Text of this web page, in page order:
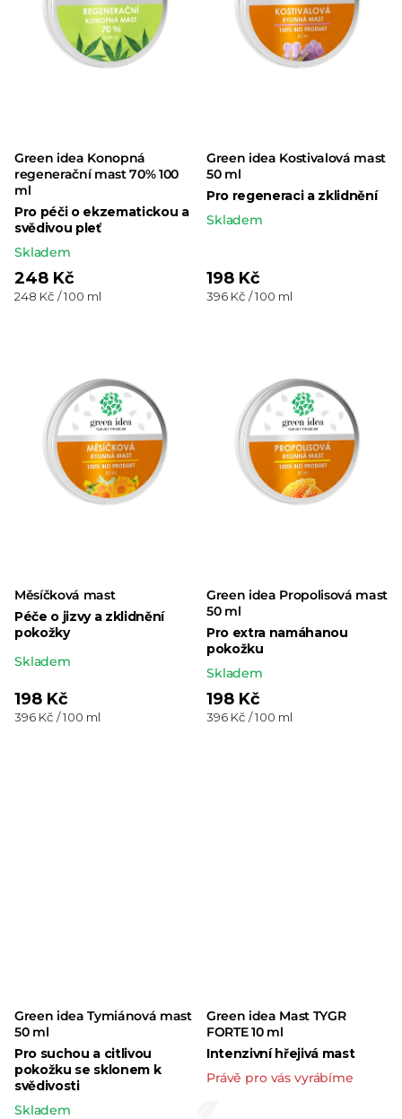
Green idea Konopná
regenerační mast 70% 100
ml
Pro péči o ekzematickou a
svědivou pleť
Skladem
248 Kč
Měrná
248 Kč / 100 ml
Green idea Kostivalová mast
50 ml
Pro regeneraci a zklidnění
Skladem
198 Kč
Měrná
396 Kč / 100 ml
Měsíčková mast
Péče o jizvy a zklidnění
pokožky
Průměrné
produktu
Skladem
198 Kč
Měrná
396 Kč / 100 ml
Green idea Propolisová mast
50 ml
Pro extra namáhanou
pokožku
Skladem
198 Kč
Měrná
396 Kč / 100 ml
Green idea Tymiánová mast
50 ml
Pro suchou a citlivou
pokožku se sklonem k
svědivosti
Skladem
Green idea Mast TYGR
FORTE 10 ml
Intenzivní hřejivá mast
Právě pro vás vyrábíme